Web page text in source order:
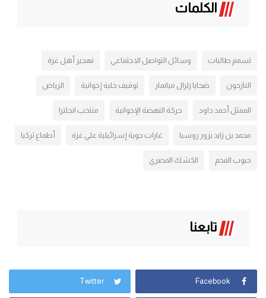
الكلمات
تسمم طالبات وسائل التواصل الاجتماعي تهجير أهل غزة
النازحون ضحايا زلزال ميانمار توقيف خلية إخوانية الرياض
الممثل أحمد داود حركة النهضة الإخوانية منتخب انجلترا
محمد بن زايد يزور روسيا غارات جوية إسرائيلية علي غزة أطماع تركيا
حبوب الفحم الكشك المصري
تابعنا
Facebook
Twitter